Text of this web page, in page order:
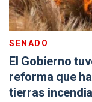
SENADO
El Gobierno
reforma que
tierras